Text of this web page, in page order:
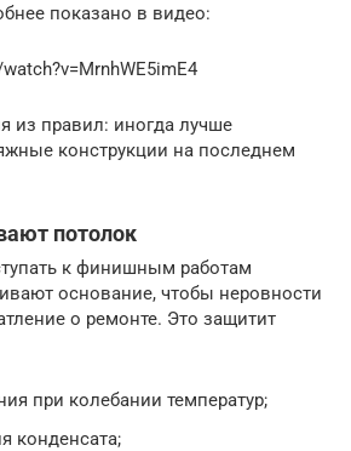
показано в видео:
из правил: иногда лучше
конструкции на последнем
потолок
к финишным работам
основание, чтобы неровности
о ремонте. Это защитит
при колебании температур;
конденсата;